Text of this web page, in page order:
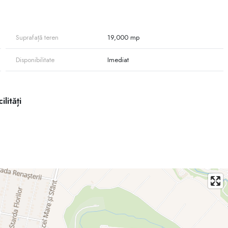
industrial
Suprafață teren 19,000 mp
Disponibilitate Imediat